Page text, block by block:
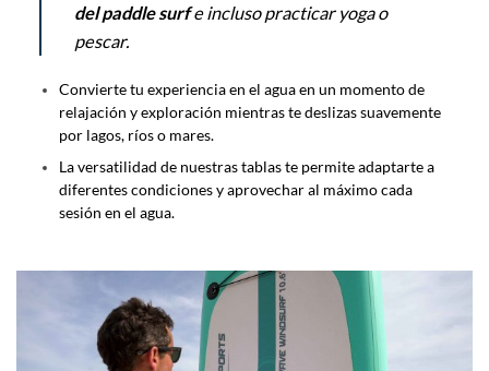
del paddle surfe incluso practicar yoga o
pescar.
Convierte tu experiencia en el agua en un momento de
relajación y exploración mientras te deslizas suavemente
por lagos, ríos o mares.
La versatilidad de nuestras tablas te permite adaptarte a
diferentes condiciones y aprovechar al máximo cada
sesión en el agua.